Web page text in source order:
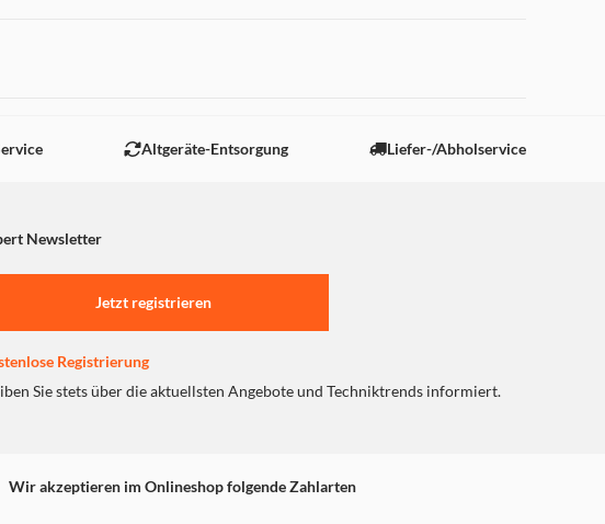
Altgeräte-Entsorgung Liefer-/Abholservice
Newsletter
Jetzt registrieren
Registrierung
Sie stets über die aktuellsten Angebote und Techniktrends informiert.
Wir akzeptieren im Onlineshop folgende Zahlarten